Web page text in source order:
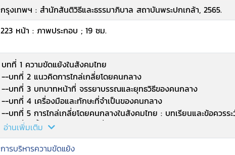
กรุงเทพฯ : สำนักสันติวิธีและธรรมาภิบาล สถาบันพระปกเกล้า, 2565.
223 หน้า : ภาพประกอบ ; 19 ซม.
บทที่ 1 ความขัดแย้งในสังคมไทย
--บทที่ 2 แนวคิดการไกล่เกลี่ยโดยคนกลาง
--บทที่ 3 บทบาทหน้าที่ จรรยาบรรณและยุทธวิธีของคนกลาง
--บทที่ 4 เครื่องมือและทักษะที่จำเป็นของคนกลาง
--บทที่ 5 การไกล่เกลี่ยโดยคนกลางในสังคมไทย : บทเรียนและข้อควรร
--บทที่ 6 ขั้นตอนในการไกล่เกลี่ยโดยคนกลาง
--บทที่ 7 ความสำเร็จในการไกล่เกลี่ยโดยคนกลาง.
อ่านเพิ่มเติม
การบริหารความขัดแย้ง